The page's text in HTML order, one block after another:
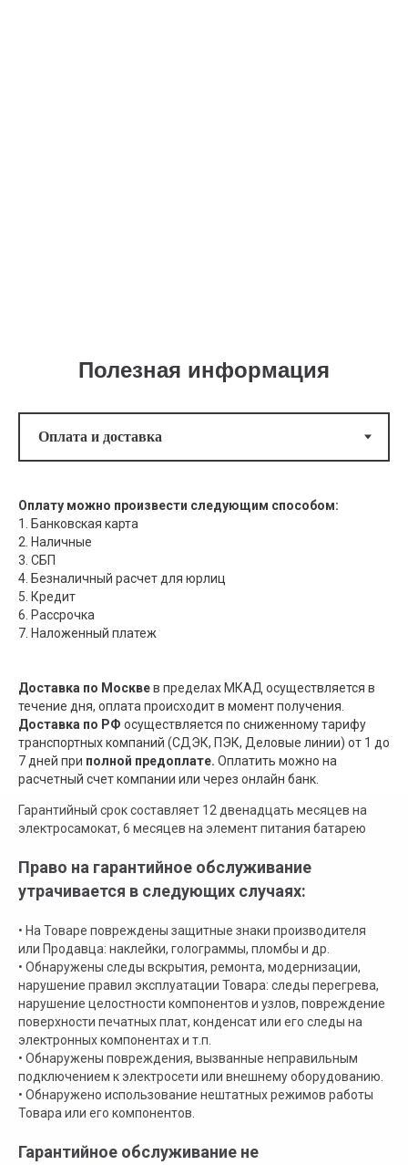
Полезная информация
Оплату можно произвести следующим способом:
1. Банковская карта
2. Наличные
3. СБП
4. Безналичный расчет для юрлиц
5. Кредит
6. Рассрочка
7. Наложенный платеж
Доставка по Москвев пределах МКАД осуществляется в
течение дня, оплата происходит в момент получения.
Доставка по РФ осуществляется по сниженному тарифу
транспортных компаний (СДЭК, ПЭК, Деловые линии) от 1 до
7 дней при полной предоплате. Оплатить можно на
расчетный счет компании или через онлайн банк.
Гарантийный срок составляет 12 двенадцать месяцев на
электросамокат, 6 месяцев на элемент питания батарею
Право на гарантийное обслуживание
утрачивается в следующих случаях:
• На Товаре повреждены защитные знаки производителя
или Продавца: наклейки, голограммы, пломбы и др.
• Обнаружены следы вскрытия, ремонта, модернизации,
нарушение правил эксплуатации Товара: следы перегрева,
нарушение целостности компонентов и узлов, повреждение
поверхности печатных плат, конденсат или его следы на
электронных компонентах и т.п.
• Обнаружены повреждения, вызванные неправильным
подключением к электросети или внешнему оборудованию.
• Обнаружено использование нештатных режимов работы
Товара или его компонентов.
Гарантийное обслуживание не